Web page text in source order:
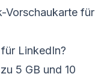
Vorschaukarte für
LinkedIn?
5 GB und 10